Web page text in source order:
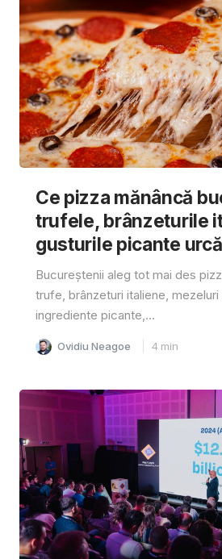
Ce pizza mănâncă
trufele, brânzeturile
gusturile picante
Bucureștenii aleg tot mai des
trufe, brânzeturi italiene, mezeluri
ingrediente picante,...
Ovidiu Neagoe 4 min